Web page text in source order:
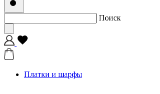
Поиск
Платки и шарфы